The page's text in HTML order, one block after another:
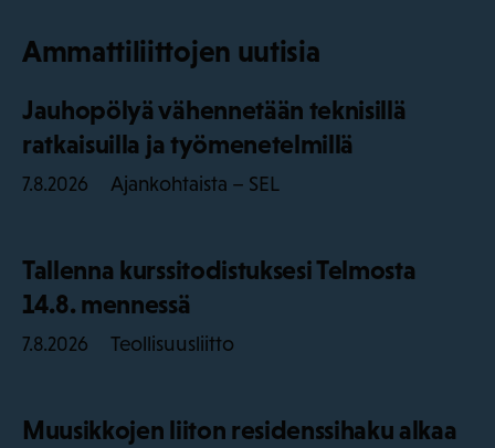
Ammattiliittojen uutisia
Jauhopölyä vähennetään teknisillä
ratkaisuilla ja työmenetelmillä
7.8.2026 Ajankohtaista – SEL
Tallenna kurssitodistuksesi Telmosta
14.8. mennessä
7.8.2026 Teollisuusliitto
Muusikkojen liiton residenssihaku alkaa